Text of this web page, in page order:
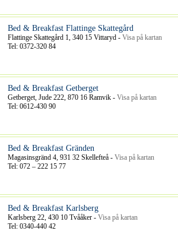
Bed & Breakfast Flattinge Skattegård
Flattinge Skattegård 1, 340 15 Vittaryd - Visa på kartan
Tel: 0372-320 84
Bed & Breakfast Getberget
Getberget, Jude 222, 870 16 Ramvik - Visa på kartan
Tel: 0612-430 90
Bed & Breakfast Gränden
Magasinsgränd 4, 931 32 Skellefteå - Visa på kartan
Tel: 072 – 222 15 77
Bed & Breakfast Karlsberg
Karlsberg 22, 430 10 Tvååker - Visa på kartan
Tel: 0340-440 42